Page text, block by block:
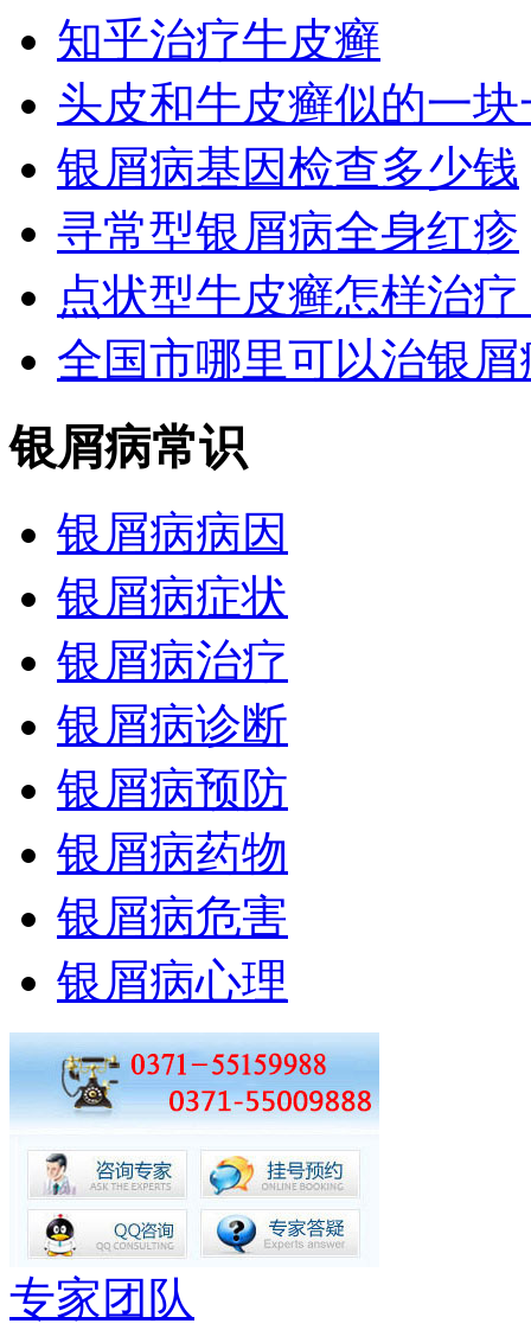
知乎治疗牛皮癣
头皮和牛皮癣似的一
银屑病基因检查多少钱
寻常型银屑病全身红疹
点状型牛皮癣怎样治
全国市哪里可以治银
银屑病常识
银屑病病因
银屑病症状
银屑病治疗
银屑病诊断
银屑病预防
银屑病药物
银屑病危害
银屑病心理
专家团队